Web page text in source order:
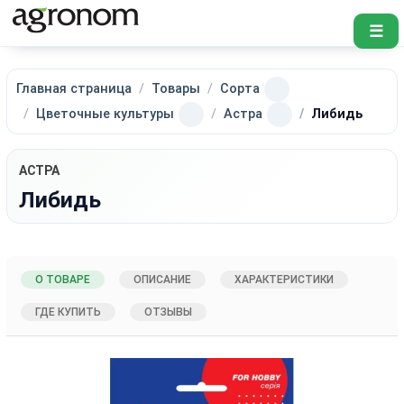
☰
Главная страница Товары
Сорта
Цветочные культуры
Астра Либидь
АСТРА
Либидь
О ТОВАРЕ ОПИСАНИЕ ХАРАКТЕРИСТИКИ
ГДЕ КУПИТЬ ОТЗЫВЫ